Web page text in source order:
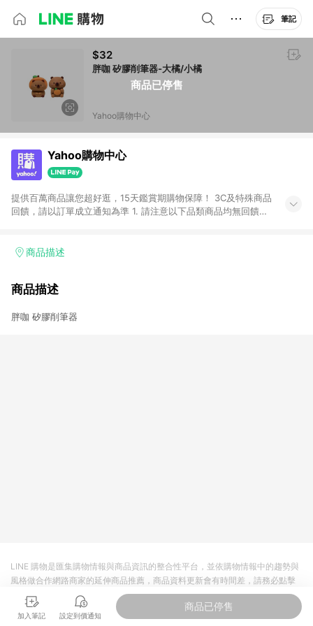
筆記
商品已停售
$32
胖咖 矽膠削筆器-大橘/小橘
Yahoo購物中心
Yahoo購物中心
提供百萬商品讓您超好逛，15天鑑賞期購物保障！ 3C及特殊商品
回饋，請以訂單成立通知為準 1. 請注意以下品類商品均無回饋：
電玩/遊戲/相機/單眼/鏡頭/拍立得 [2024/6/1起適用] -內接硬
的購回饋活動享Yahoo超贈點回饋者 - 購物中心商店之商品：商
3. 訂單回饋金額將扣除運費/購物金/超贈點/福利金/紅利折抵/折
商品描述
商品描述
胖咖 矽膠削筆器
加入筆記 設定到價通知
商品已停售
LINE 購物是匯集購物情報與商品資訊的整合性平台，並依購物情報中的趨勢與
風格做合作網路商家的延伸商品推薦，商品資料更新會有時間差，請務必點擊
商品至各合作網路商家，確認現售價與購物條件，一切資訊以合作廠商網頁為
準。